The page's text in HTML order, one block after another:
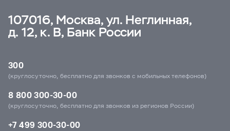
107016, Москва, ул. Неглинная,
д. 12, к. В, Банк России
300
(круглосуточно, бесплатно для звонков с мобильных телефонов)
8 800 300-30-00
(круглосуточно, бесплатно для звонков из регионов России)
+7 499 300-30-00